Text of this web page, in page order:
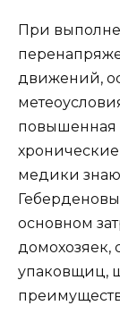
При
движений,
повышенная
медики
основном
упаковщиц,